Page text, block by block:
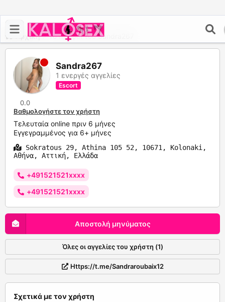
Αρχική >Το προφίλ του Sandra267
Sandra267
1 ενεργές αγγελίες
Escort
0.0
Βαθμολογήστε τον χρήστη
Τελευταία online πριν 6 μήνες
Εγγεγραμμένος για 6+ μήνες
Sokratous 29, Athina 105 52, 10671, Kolonaki,
Αθήνα, Αττική, Ελλάδα
+491521521xxxx
+491521521xxxx
Αποστολή μηνύματος
Όλες οι αγγελίες του χρήστη (1)
Https://t.me/Sandraroubaix12
Σχετικά με τον χρήστη